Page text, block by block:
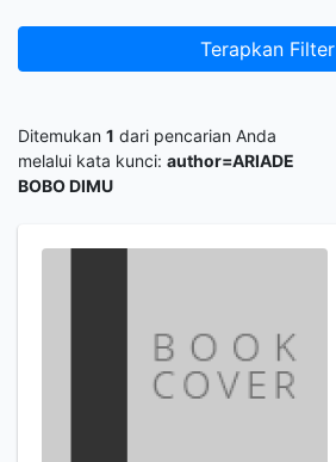
Terapkan Filter
Ditemukan 1 dari pencarian Anda
melalui kata kunci: author=ARIADE
BOBO DIMU